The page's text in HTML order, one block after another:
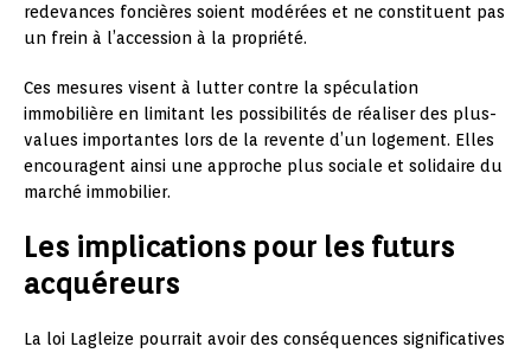
redevances foncières soient modérées et ne constituent pas
un frein à l’accession à la propriété.
Ces mesures visent à lutter contre la spéculation
immobilière en limitant les possibilités de réaliser des plus-
values importantes lors de la revente d’un logement. Elles
encouragent ainsi une approche plus sociale et solidaire du
marché immobilier.
Les implications pour les futurs
acquéreurs
La loi Lagleize pourrait avoir des conséquences significatives